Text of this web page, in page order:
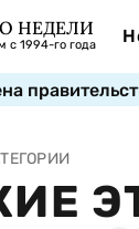
НЕДЕЛИ
с 1994-го года